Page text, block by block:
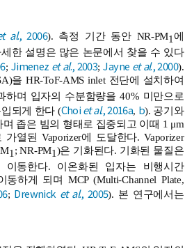
al., 2006). 측정 기간 동안 NR-PM1에
한 설명은 많은 논문에서 찾을 수 있다
; Jimenez et al., 2003;Jayne et al., 2000).
을 HR-ToF-AMS inlet 전단에 설치하여
하며 입자의 수분함량을 40% 미만으로
되게 한다 (Choiet al., 2016a, b). 공기와
좁은 빔의 형태로 집중되고 이때 1 μm
열된 Vaporizer에 도달한다. Vaporizer
1 ; NR-PM1)은 기화된다. 기화된 물질은
동한다. 이온화된 입자는 비행시간
하게 되며 MCP (Multi-Channel Plate,
; Drewnick et al., 2005). 본 연구에서는